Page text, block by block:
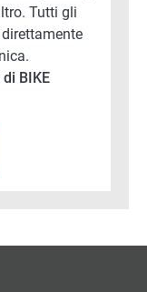
Tutti gli
BIKE